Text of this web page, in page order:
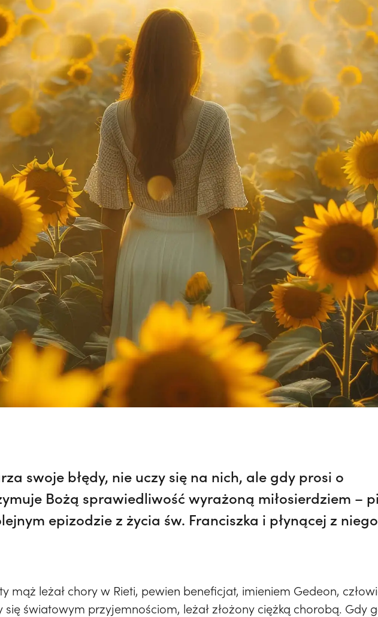
swoje błędy, nie uczy się na nich, ale gdy prosi o
Bożą sprawiedliwość wyrażoną miłosierdziem –
epizodzie z życia św. Franciszka i płynącej z niego
mąż leżał chory w Rieti, pewien beneficjat, imieniem Gedeon,
się światowym przyjemnościom, leżał złożony ciężką chorobą. Gdy